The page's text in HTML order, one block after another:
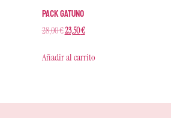
Pack Gatuno
28,00€23,50€
Añadir al carrito